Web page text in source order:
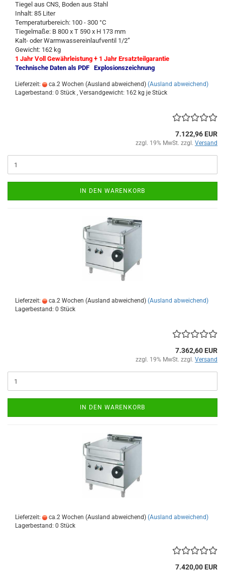
Tiegel aus CNS, Boden aus Stahl
Inhalt: 85 Liter
Temperaturbereich: 100 - 300 °C
Tiegelmaße: B 800 x T 590 x H 173 mm
Kalt- oder Warmwassereinlaufventil 1/2”
Gewicht: 162 kg
1 Jahr Voll Gewährleistung + 1 Jahr Ersatzteilgarantie
Technische Daten als PDF Explosionszeichnung
Lieferzeit: ca.2 Wochen (Ausland abweichend) (Ausland abweichend)
Lagerbestand: 0 Stück , Versandgewicht: 162 kg je Stück
7.122,96 EUR
zzgl. 19% MwSt. zzgl. Versand
IN DEN WARENKORB
Lieferzeit: ca.2 Wochen (Ausland abweichend) (Ausland abweichend)
Lagerbestand: 0 Stück
7.362,60 EUR
zzgl. 19% MwSt. zzgl. Versand
IN DEN WARENKORB
Lieferzeit: ca.2 Wochen (Ausland abweichend) (Ausland abweichend)
Lagerbestand: 0 Stück
7.420,00 EUR